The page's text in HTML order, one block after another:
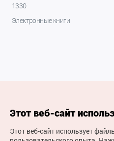
1330
Электронные книги
Этот веб-сайт
Этот веб-сайт использует